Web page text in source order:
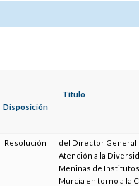
Disposición
Título
Resolución
del Director General
Atención a la
Meninas de
Murcia en torno a la